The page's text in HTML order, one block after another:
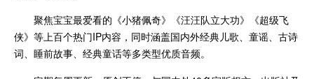
聚焦宝宝最爱看的《小猪佩奇》《汪汪队立大功》《超级飞
侠》等上百个热门IP内容，同时涵盖国内外经典儿歌、童谣、古诗
词、睡前故事、经典童话等多类型优质音频。